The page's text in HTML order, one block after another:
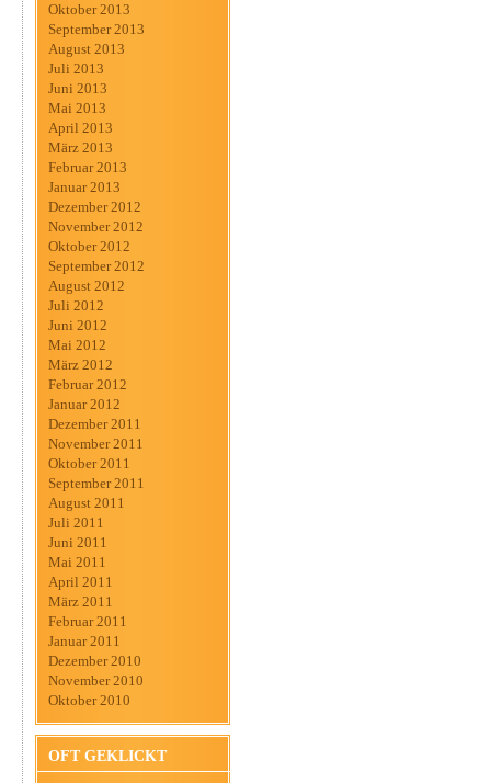
Oktober 2013
September 2013
August 2013
Juli 2013
Juni 2013
Mai 2013
April 2013
März 2013
Februar 2013
Januar 2013
Dezember 2012
November 2012
Oktober 2012
September 2012
August 2012
Juli 2012
Juni 2012
Mai 2012
März 2012
Februar 2012
Januar 2012
Dezember 2011
November 2011
Oktober 2011
September 2011
August 2011
Juli 2011
Juni 2011
Mai 2011
April 2011
März 2011
Februar 2011
Januar 2011
Dezember 2010
November 2010
Oktober 2010
OFT GEKLICKT